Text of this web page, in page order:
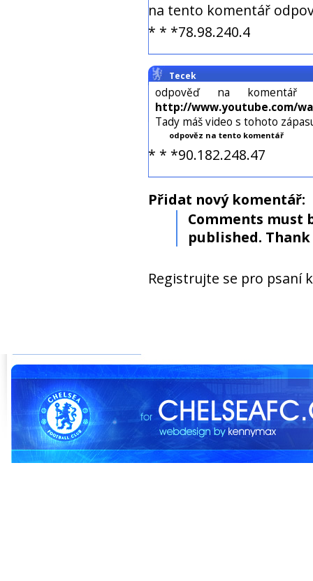
na tento komentář
* * *78.98.240.4
Tecek
odpověď na
http://www.youtube.com/
Tady máš video s tohoto
odpověz na tento komentář
* * *90.182.248.47
Přidat nový komentář:
Comments must
published. Thank
Registrujte se pro psaní